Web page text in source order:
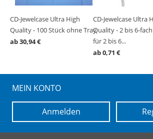
CD-Jewelcase Ultra High
Quality - 100 Stück ohne Tray
ab 30,94 €
CD-Jewelcase Ultra
Quality - 2 bis 6-
für 2 bis 6...
ab 0,71 €
MEIN KONTO
Anmelden